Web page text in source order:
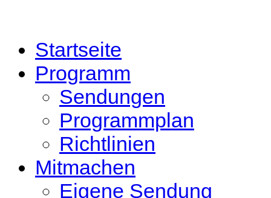
Startseite
Programm
Sendungen
Programmplan
Richtlinien
Mitmachen
Eigene Sendung